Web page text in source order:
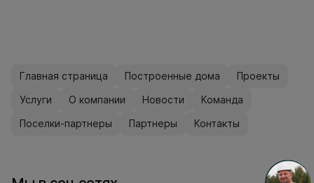
Главная страница Построенные дома
Проекты
Услуги
О компании Новости
Команда
Поселки-партнеры
Партнеры Контакты